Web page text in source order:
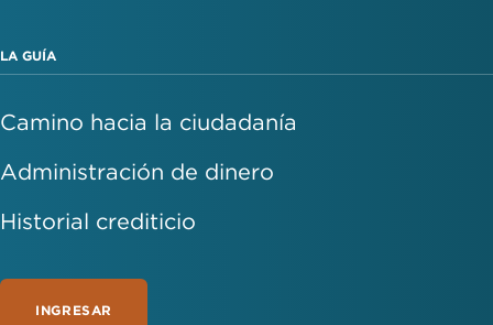
LA GUÍA
Camino hacia la ciudadanía
Administración de dinero
Historial crediticio
INGRESAR